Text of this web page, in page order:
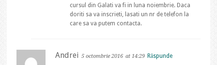
cursul din Galati va fi in luna noiembrie. Daca
doriti sa va inscrieti, lasati un nr de telefon la
care sa va putem contacta.
Andrei 5 octombrie 2016 at 14:29 Răspunde